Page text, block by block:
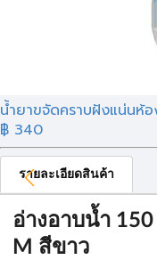
น้ำยาขจัดคราบฝังแน่นห้
฿ 340
รายละเอียดสินค้า
อ่างอาบน้ำ
M สีขาว